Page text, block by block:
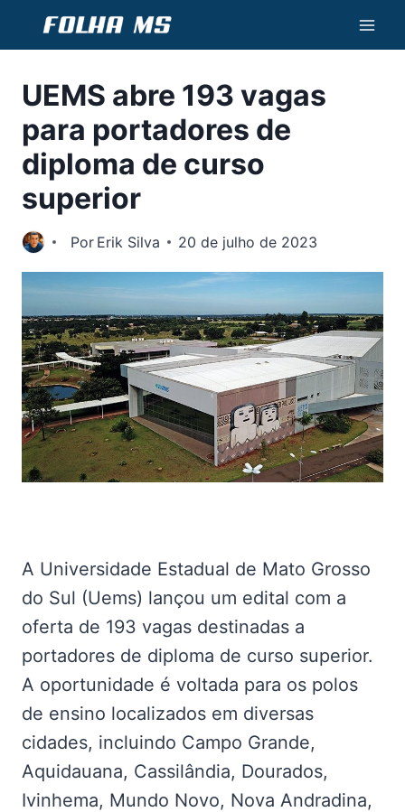
Conteúdo
UEMS abre 193 vagas
para portadores de
diploma de curso
superior
Por Erik Silva 20 de julho de 2023
A Universidade Estadual de Mato Grosso
do Sul (Uems) lançou um edital com a
oferta de 193 vagas destinadas a
portadores de diploma de curso superior.
A oportunidade é voltada para os polos
de ensino localizados em diversas
cidades, incluindo Campo Grande,
Aquidauana, Cassilândia, Dourados,
Ivinhema, Mundo Novo, Nova Andradina,